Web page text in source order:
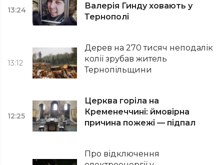
13:24
Валерія Гинду ховають у
Тернополі
13:12
Дерев на 270 тисяч неподалік
колії зрубав житель
Тернопільщини
12:25
Церква горіла на
Кременеччині: ймовірна
причина пожежі — підпал
Про відключення